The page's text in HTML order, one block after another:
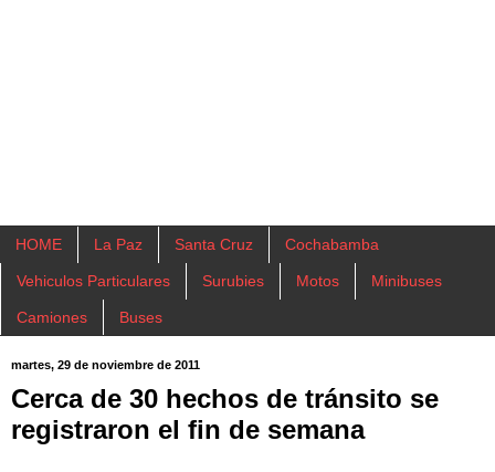
HOME La Paz Santa Cruz Cochabamba
Vehiculos Particulares Surubies Motos Minibuses
Camiones Buses
martes, 29 de noviembre de 2011
Cerca de 30 hechos de tránsito se
registraron el fin de semana